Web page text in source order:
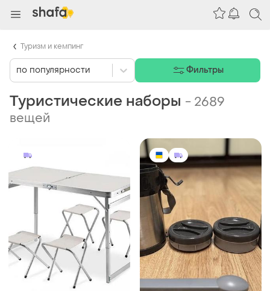
Туристические наборы - 2689
вещей
по популярности Фильтры
Туризм и кемпинг